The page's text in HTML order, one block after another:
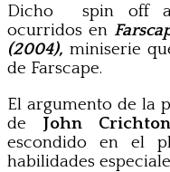
Dicho spin off
ocurridos en
(2004), miniserie
de Farscape.
El argumento de la
de John Crichton
escondido en el
habilidades